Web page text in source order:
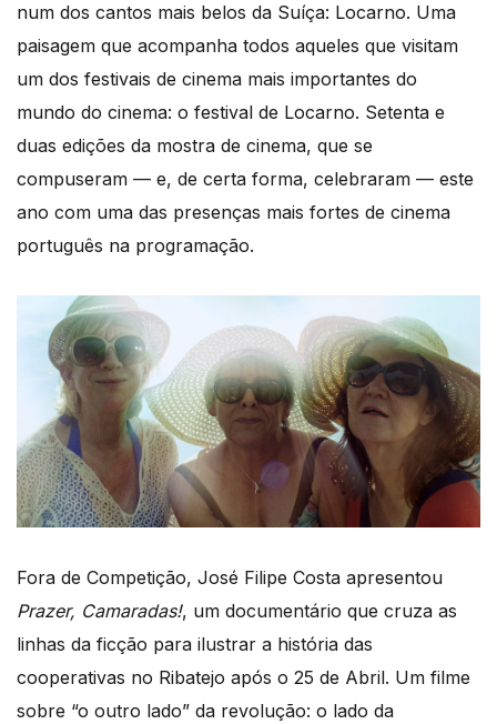
num dos cantos mais belos da Suíça: Locarno. Uma
paisagem que acompanha todos aqueles que visitam
um dos festivais de cinema mais importantes do
mundo do cinema: o festival de Locarno. Setenta e
duas edições da mostra de cinema, que se
compuseram — e, de certa forma, celebraram — este
ano com uma das presenças mais fortes de cinema
português na programação.
Fora de Competição, José Filipe Costa apresentou
Prazer, Camaradas!, um documentário que cruza as
linhas da ficção para ilustrar a história das
cooperativas no Ribatejo após o 25 de Abril. Um filme
sobre “o outro lado” da revolução: o lado da